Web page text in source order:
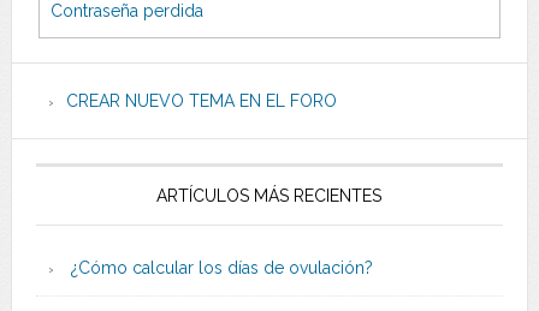
Contraseña perdida
CREAR NUEVO TEMA EN EL FORO
ARTÍCULOS MÁS RECIENTES
¿Cómo calcular los días de ovulación?